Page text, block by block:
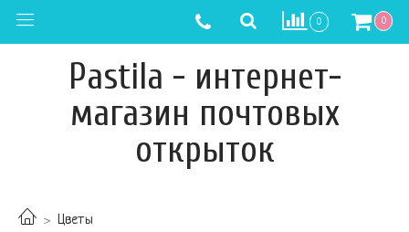
0 0
Pastila - интернет-
магазин почтовых
открыток
Цветы